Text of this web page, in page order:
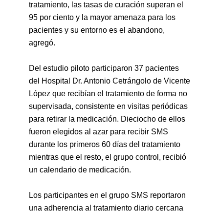
tratamiento, las tasas de curación superan el
95 por ciento y la mayor amenaza para los
pacientes y su entorno es el abandono,
agregó.
Del estudio piloto participaron 37 pacientes
del Hospital Dr. Antonio Cetrángolo de Vicente
López que recibían el tratamiento de forma no
supervisada, consistente en visitas periódicas
para retirar la medicación. Dieciocho de ellos
fueron elegidos al azar para recibir SMS
durante los primeros 60 días del tratamiento
mientras que el resto, el grupo control, recibió
un calendario de medicación.
Los participantes en el grupo SMS reportaron
una adherencia al tratamiento diario cercana